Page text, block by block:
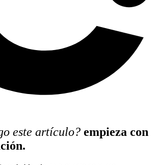
este artículo? empieza con